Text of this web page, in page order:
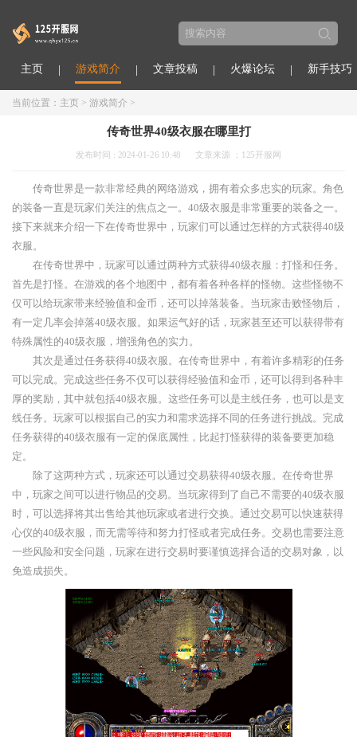
主页 游戏简介 文章投稿 火爆论坛 新手技巧
当前位置： 主页 > 游戏简介 >
传奇世界40级衣服在哪里打
发布时间 : 2024-01-26 10:48 文章来源 ：125开服网
传奇世界是一款非常经典的网络游戏，拥有着众多忠实的玩家。角色
的装备一直是玩家们关注的焦点之一。40级衣服是非常重要的装备之一。
接下来就来介绍一下在传奇世界中，玩家们可以通过怎样的方式获得40级
衣服。
在传奇世界中，玩家可以通过两种方式获得40级衣服：打怪和任务。
首先是打怪。在游戏的各个地图中，都有着各种各样的怪物。这些怪物不
仅可以给玩家带来经验值和金币，还可以掉落装备。当玩家击败怪物后，
有一定几率会掉落40级衣服。如果运气好的话，玩家甚至还可以获得带有
特殊属性的40级衣服，增强角色的实力。
其次是通过任务获得40级衣服。在传奇世界中，有着许多精彩的任务
可以完成。完成这些任务不仅可以获得经验值和金币，还可以得到各种丰
厚的奖励，其中就包括40级衣服。这些任务可以是主线任务，也可以是支
线任务。玩家可以根据自己的实力和需求选择不同的任务进行挑战。完成
任务获得的40级衣服有一定的保底属性，比起打怪获得的装备要更加稳
定。
除了这两种方式，玩家还可以通过交易获得40级衣服。在传奇世界
中，玩家之间可以进行物品的交易。当玩家得到了自己不需要的40级衣服
时，可以选择将其出售给其他玩家或者进行交换。通过交易可以快速获得
心仪的40级衣服，而无需等待和努力打怪或者完成任务。交易也需要注意
一些风险和安全问题，玩家在进行交易时要谨慎选择合适的交易对象，以
免造成损失。